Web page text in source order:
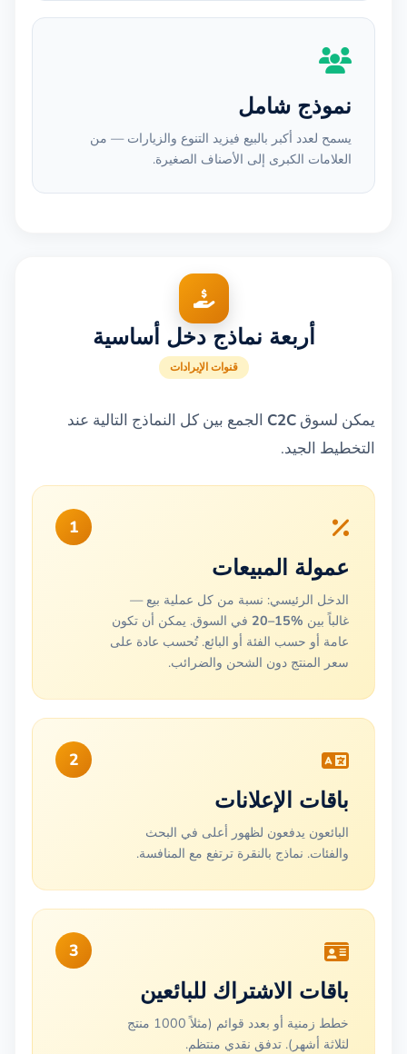
نموذج شامل
يسمح لعدد أكبر بالبيع فيزيد التنوع والزيارات — من
العلامات الكبرى إلى الأصناف الصغيرة.
أربعة نماذج دخل أساسية
قنوات الإيرادات
يمكن لسوق C2C الجمع بين كل النماذج التالية عند
التخطيط الجيد.
1
عمولة المبيعات
الدخل الرئيسي: نسبة من كل عملية بيع —
غالباً بين %15–20
في السوق. يمكن أن تكون
عامة أو حسب الفئة أو البائع. تُحسب عادة على
سعر المنتج دون الشحن والضرائب.
2
باقات الإعلانات
البائعون يدفعون لظهور أعلى في البحث
والفئات. نماذج بالنقرة ترتفع مع المنافسة.
3
باقات الاشتراك للبائعين
خطط زمنية أو بعدد قوائم (مثلاً 1000 منتج
لثلاثة أشهر). تدفق نقدي منتظم.